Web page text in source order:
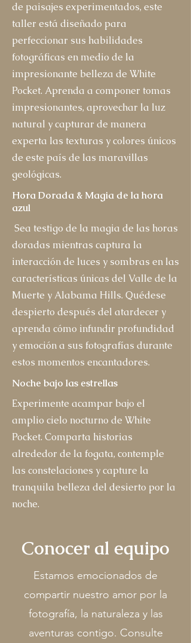
de paisajes experimentados, este
taller está diseñado para
perfeccionar sus habilidades
fotográficas en medio de la
impresionante belleza de White
Pocket. Aprenda a componer tomas
impresionantes, aprovechar la luz
natural y capturar de manera
experta las texturas y colores únicos
de este país de las maravillas
geológicas.
Hora Dorada & Magia de la hora
azul
Sea testigo de la magia de las horas
doradas mientras captura la
interacción de luces y sombras en las
características únicas del Valle de la
Muerte y Alabama Hills. Quédese
despierto después del atardecer y
aprenda cómo infundir profundidad
y emoción a sus fotografías durante
estos momentos encantadores.
Noche bajo las estrellas
Experimente acampar bajo el
amplio cielo nocturno de White
Pocket. Comparta historias
alrededor de la fogata, contemple
las constelaciones y capture la
tranquila belleza del desierto por la
noche.
Conocer al equipo
Estamos emocionados de
compartir nuestro amor por la
fotografía, la naturaleza y las
aventuras contigo. Consulte